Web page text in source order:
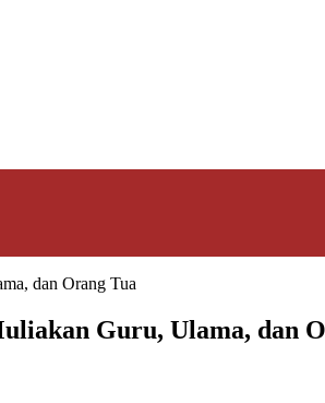
dan Orang Tua
Guru, Ulama, dan